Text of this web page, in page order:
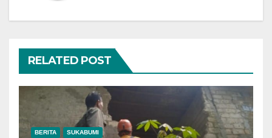
RELATED POST
BERITA SUKABUMI